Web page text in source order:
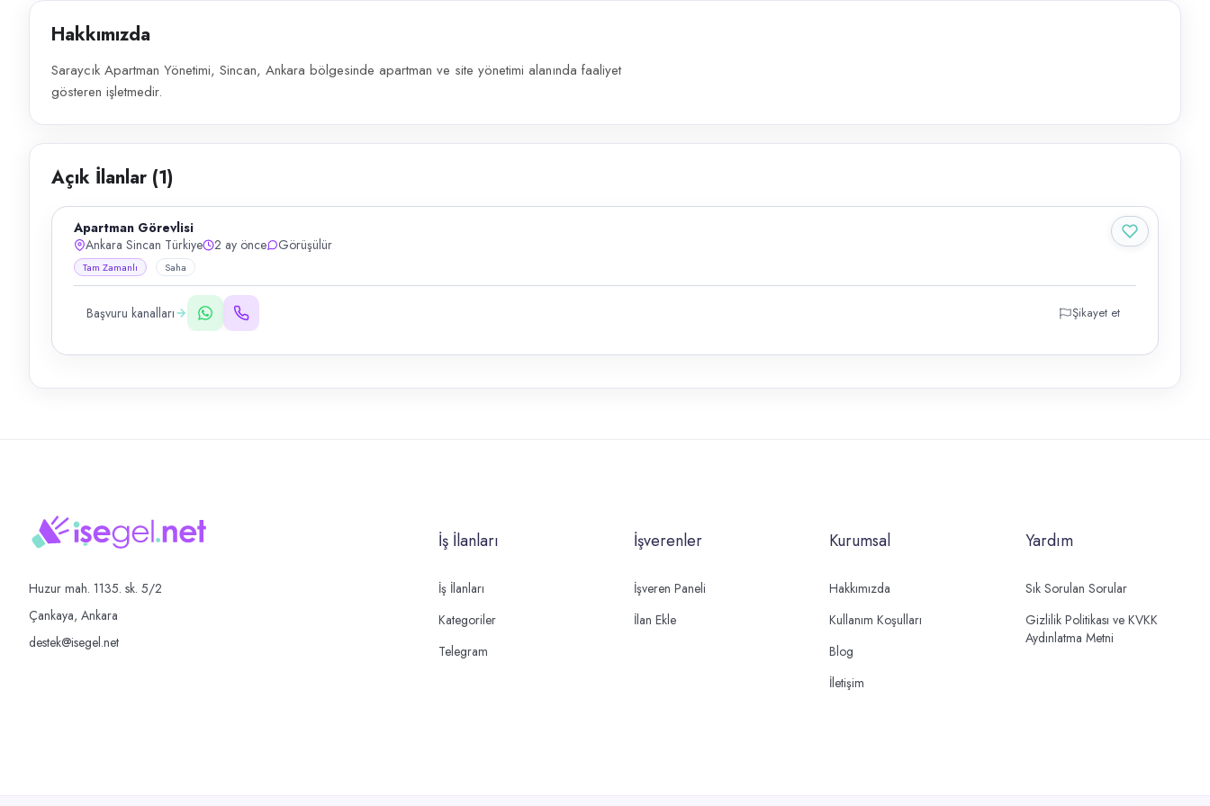
Hakkımızda
Saraycık Apartman Yönetimi, Sincan, Ankara bölgesinde apartman ve site yönetimi alanında faaliyet
gösteren işletmedir.
Açık İlanlar (1)
Apartman Görevlisi
Ankara Sincan Türkiye
2 ay önce Görüşülür
Tam Zamanlı Saha
Başvuru kanalları Şikayet et
Huzur mah. 1135. sk. 5/2
Çankaya, Ankara
destek@isegel.net
İş İlanları
İş İlanları
Kategoriler
Telegram
İşverenler
İşveren Paneli
İlan Ekle
Kurumsal
Hakkımızda
Kullanım Koşulları
Blog
İletişim
Yardım
Sık Sorulan Sorular
Gizlilik Politikası ve KVKK
Aydınlatma Metni